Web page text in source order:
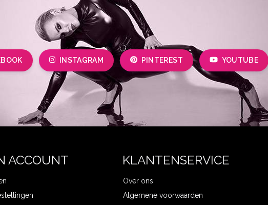
INSTAGRAM PINTEREST YOUTUBE
ACCOUNT KLANTENSERVICE
Over ons
Algemene voorwaarden